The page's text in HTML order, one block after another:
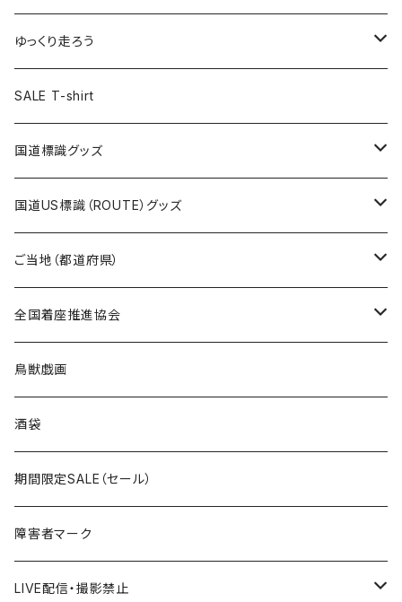
トートバッグ
ランチバッグ
エコバッグ
クリアファイル
キーホルダー
クリアファイル
Tシャツ
ステッカー
サコッシュ
ホテルキーホルダー
モーテルキーホルダー
トートバッグ
クリアファイル
マスク
エコバッグ
千葉ロッテマリーンズコラボ
エコバッグ
ステッカー
モーテルキーホルダー
ホテルキーホルダー
トートバッグ
キャップ
ステッカー
ホテルキーホルダー
Tシャツ
キャップ
ステッカー
ゆっくり走ろう
Tシャツ
ステッカー
ホテルキーホルダー
SALE T-shirt
国道標識グッズ
ステッカー
国道0～99号線
国道100～199号線
国道600～699号線
Tシャツ
キャップ
国道US標識（ROUTE）グッズ
ステッカー
ROUTE 0～99号線
ROUTE100～199号線
Tシャツ
ROUTE 0～99号線
ROUTE 100～199号線
キャップ
ROUTE 0～99号線
ROUTE 100～199号線
ご当地（都道府県）
北海道
青森県
岩手県
宮城県
秋田県
Tシャツ
山形県
全国着座推進協会
ステッカー
鳥獣戯画
酒袋
期間限定SALE（セール）
障害者マーク
LIVE配信・撮影禁止